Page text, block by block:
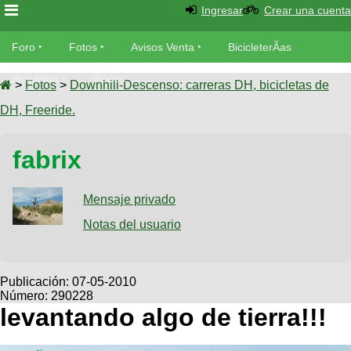
Foro
Foro
TÃ©cnica
Fotos
tu foto
Galeria
XC
Viajes
Descenso
SUBÃ
tu
Buscar
Ultimos
Fotos
BicicleterÃ­
as
Bicicletas
Tandem
Videos
Cicloturismo
Ingresar Crear una cuenta
Foro Fotos Avisos Venta BicicleterÃ­as
Bicicletas Videos
> Fotos > Downhill-Descenso: carreras DH, bicicletas de
DH, Freeride.
fabrix
Mensaje privado
Notas del usuario
Publicación: 07-05-2010
Número: 290228
levantando algo de tierra!!!